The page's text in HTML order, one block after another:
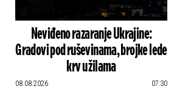
Neviđeno razaranje Ukrajine:
Gradovi pod ruševinama, brojke lede
krv u žilama
08.08.2026 07:30